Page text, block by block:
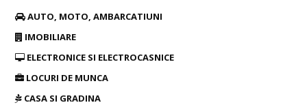
AUTO, MOTO, AMBARCATIUNI
IMOBILIARE
ELECTRONICE SI ELECTROCASNICE
LOCURI DE MUNCA
CASA SI GRADINA